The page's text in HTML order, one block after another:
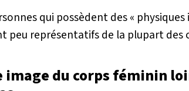
qui possèdent des «
peu représentatifs de la plupart des
image du corps féminin